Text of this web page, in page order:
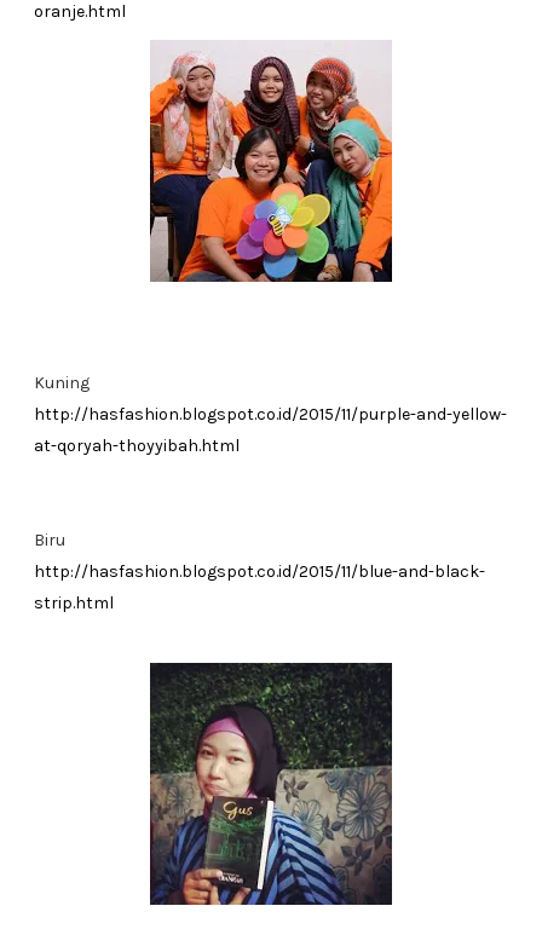
oranje.html
Kuning
http://hasfashion.blogspot.co.id/2015/11/purple-and-yellow-
at-qoryah-thoyyibah.html
Biru
http://hasfashion.blogspot.co.id/2015/11/blue-and-black-
strip.html